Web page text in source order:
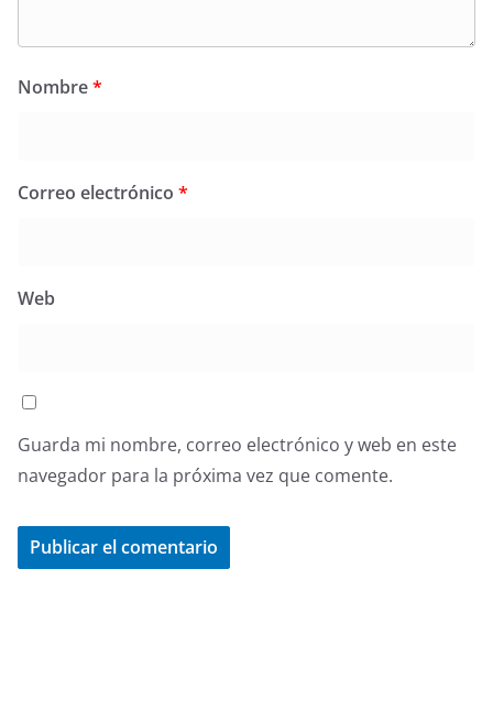
Nombre*
Correo electrónico *
Web
Guarda mi nombre, correo electrónico y web en este
navegador para la próxima vez que comente.